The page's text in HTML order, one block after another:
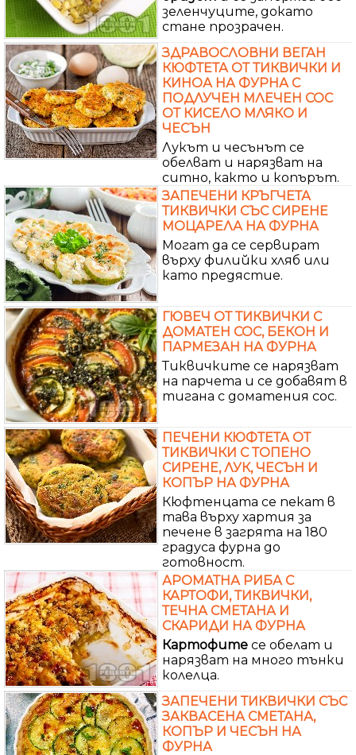
зеленчуците, докато
стане прозрачен.
ЗДРАВОСЛОВНИ ВЕГАН
КЮФТЕТА ОТ ТИКВИЧКИ И
КИНОА НА ФУРНА С
ПОДЛУЧЕН МЛЕЧЕН СОС
ОТ КИСЕЛО МЛЯКО И
ЧЕСЪН
Лукът и чесънът се
обелват и нарязват на
ситно, както и копърът.
ЗАПЕЧЕНИ КРЪГЧЕТА
ТИКВИЧКИ СЪС СИРЕНЕ
МОЦАРЕЛА НА ФУРНА
Могат да се сервират
върху филийки хляб или
като предястие.
ГЮВЕЧ ОТ ТИКВИЧКИ С
ДОМАТЕН СОС, БЕКОН И
ПАРМЕЗАН НА ФУРНА
Тиквичките се нарязват
на парчета и се добавят в
тигана с доматения сос.
ПЕЧЕНИ КЮФТЕТА ОТ
ТИКВИЧКИ С ТОПЕНО
СИРЕНЕ, ЛУК, ЧЕСЪН И
КОПЪР НА ФУРНА
Кюфтенцата се пекат в
тава върху хартия за
печене в загрята на 180
градуса фурна до
готовност.
АРОМАТНА РИБА С
КАРТОФИ, ТИКВИЧКИ,
ТЕЧНА СМЕТАНА И
СКАРИДИ НА ФУРНА
Картофите се обелат и
нарязват на много тънки
колелца.
ЗАПЕЧЕНИ ТИКВИЧКИ СЪС
ЗАКВАСЕНА СМЕТАНА,
КОПЪР И ЧЕСЪН НА
ФУРНА